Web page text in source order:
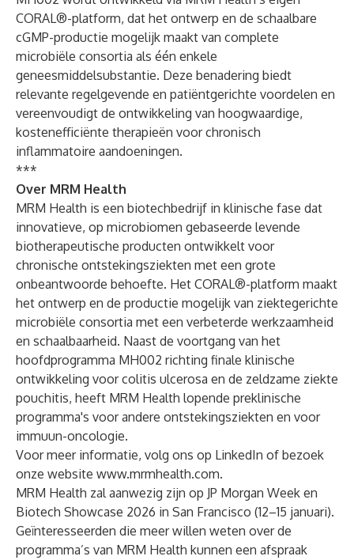
CORAL®-platform, dat het ontwerp en de schaalbare
cGMP-productie mogelijk maakt van complete
microbiële consortia als één enkele
geneesmiddelsubstantie. Deze benadering biedt
relevante regelgevende en patiëntgerichte voordelen en
vereenvoudigt de ontwikkeling van hoogwaardige,
kostenefficiënte therapieën voor chronisch
inflammatoire aandoeningen.
***
Over MRM Health
MRM Health is een biotechbedrijf in klinische fase dat
innovatieve, op microbiomen gebaseerde levende
biotherapeutische producten ontwikkelt voor
chronische ontstekingsziekten met een grote
onbeantwoorde behoefte. Het CORAL®-platform maakt
het ontwerp en de productie mogelijk van ziektegerichte
microbiële consortia met een verbeterde werkzaamheid
en schaalbaarheid. Naast de voortgang van het
hoofdprogramma MH002 richting finale klinische
ontwikkeling voor colitis ulcerosa en de zeldzame ziekte
pouchitis, heeft MRM Health lopende preklinische
programma's voor andere ontstekingsziekten en voor
immuun-oncologie.
Voor meer informatie, volg ons op LinkedIn of bezoek
onze website www.mrmhealth.com.
MRM Health zal aanwezig zijn op JP Morgan Week en
Biotech Showcase 2026 in San Francisco (12–15 januari).
Geïnteresseerden die meer willen weten over de
programma’s van MRM Health kunnen een afspraak